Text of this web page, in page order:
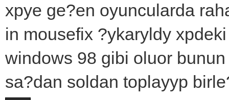
xpye ge?en oyuncularda
in mousefix ?ykaryldy
windows 98 gibi oluor
sa?dan soldan toplayyp